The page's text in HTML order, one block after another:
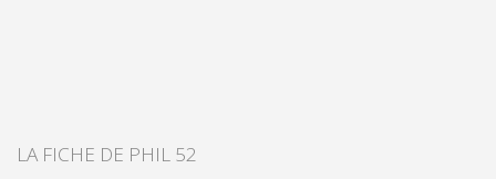
LA FICHE DE PHIL 52